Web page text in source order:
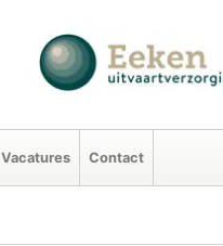
Vacatures Contact